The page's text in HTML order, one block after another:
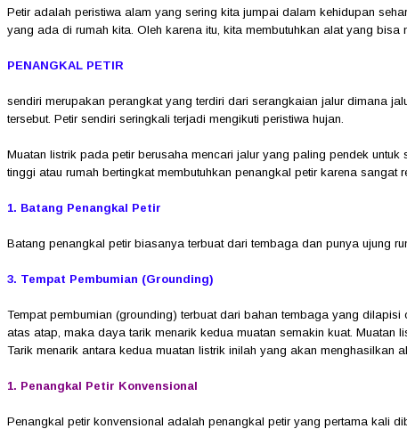
Petir adalah peristiwa alam yang sering kita jumpai dalam kehidupan
yang ada di rumah kita. Oleh karena itu, kita membutuhkan alat yang
PENANGKAL PETIR
sendiri merupakan perangkat yang terdiri dari serangkaian jalur dimana
tersebut. Petir sendiri seringkali terjadi mengikuti peristiwa hujan.
Muatan listrik pada petir berusaha mencari jalur yang paling pendek
tinggi atau rumah bertingkat membutuhkan penangkal petir karena sangat
1. Batang Penangkal Petir
Batang penangkal petir biasanya terbuat dari tembaga dan punya ujung
3. Tempat Pembumian (Grounding)
Tempat pembumian (grounding) terbuat dari bahan tembaga yang
atas atap, maka daya tarik menarik kedua muatan semakin kuat. Muatan
Tarik menarik antara kedua muatan listrik inilah yang akan menghasilkan
1. Penangkal Petir Konvensional
Penangkal petir konvensional adalah penangkal petir yang pertama kali